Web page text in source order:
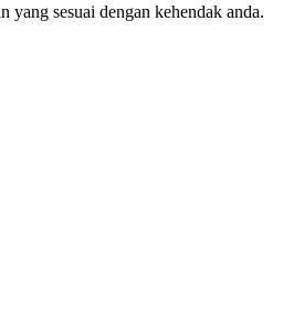
yang sesuai dengan kehendak anda.